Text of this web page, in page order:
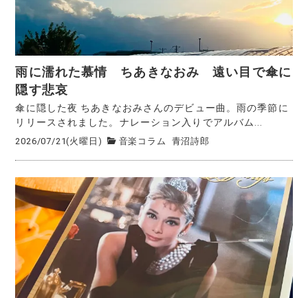
雨に濡れた慕情 ちあきなおみ 遠い目で傘に
隠す悲哀
傘に隠した夜 ちあきなおみさんのデビュー曲。雨の季節に
リリースされました。ナレーション入りでアルバム...
2026/07/21(火曜日) 音楽コラム 青沼詩郎